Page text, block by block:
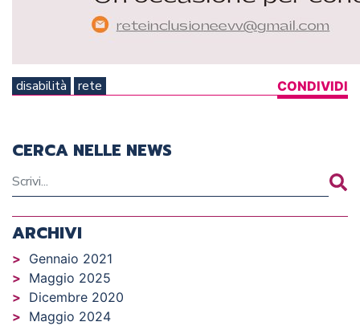
disabilità rete CONDIVIDI
CERCA NELLE NEWS
ARCHIVI
Gennaio 2021
Maggio 2025
Dicembre 2020
Maggio 2024